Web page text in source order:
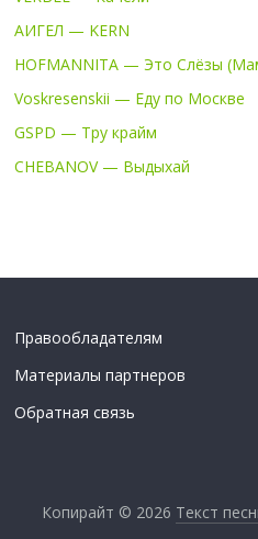
АИГЕЛ — KERN
HOFMANNITA — Это Слёзы
Voskresenskii — Еду по Москве
GSPD — Тру крайм
CHEBANOV — Выдыхай
Правообладателям
Материалы партнеров
Обратная связь
Копирайт © 2026 Текст